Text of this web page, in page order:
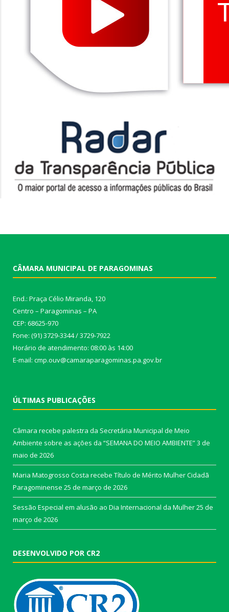
CÂMARA MUNICIPAL DE PARAGOMINAS
End.: Praça Célio Miranda, 120
Centro – Paragominas – PA
CEP: 68625-970
Fone: (91) 3729-3344 / 3729-7922
Horário de atendimento: 08:00 às 14:00
E-mail: cmp.ouv@camaraparagominas.pa.gov.br
ÚLTIMAS PUBLICAÇÕES
Câmara recebe palestra da Secretária Municipal de Meio
Ambiente sobre as ações da “SEMANA DO MEIO AMBIENTE”3 de
maio de 2026
Maria Matogrosso Costa recebe Título de Mérito Mulher Cidadã
Paragominense 25 de março de 2026
Sessão Especial em alusão ao Dia Internacional da Mulher25 de
março de 2026
DESENVOLVIDO POR CR2